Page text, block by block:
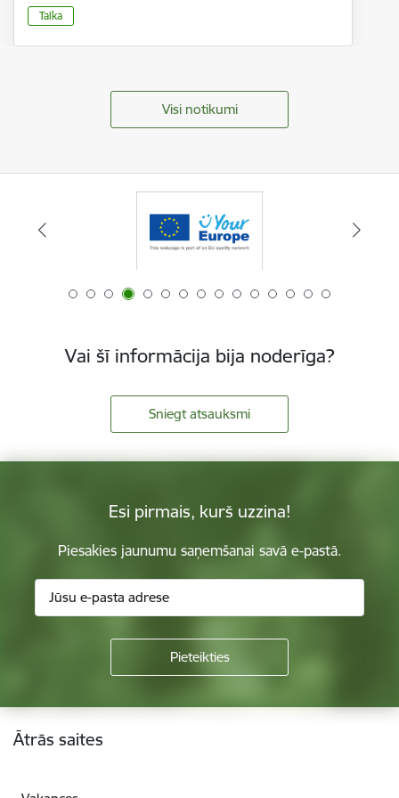
Talka
Visi notikumi
Vai šī informācija bija noderīga?
Sniegt atsauksmi
Esi pirmais, kurš uzzina!
Piesakies jaunumu saņemšanai savā e-pastā.
Kājene
Ātrās saites